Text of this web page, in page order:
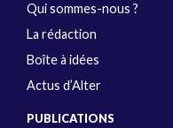
Qui sommes-nous ?
La rédaction
Boîte à idées
Actus d’Alter
PUBLICATIONS